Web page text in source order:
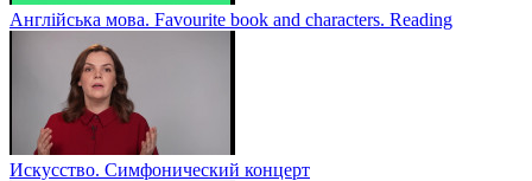
Англійська мова. Favourite book and characters. Reading
Искусство. Симфонический концерт